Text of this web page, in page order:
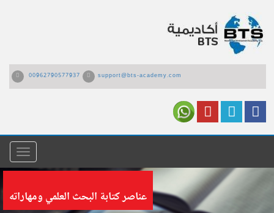
00962790577937 support@bts-academy.com
القائمة
عناصر كتابة البحث العلمي ومهاراته